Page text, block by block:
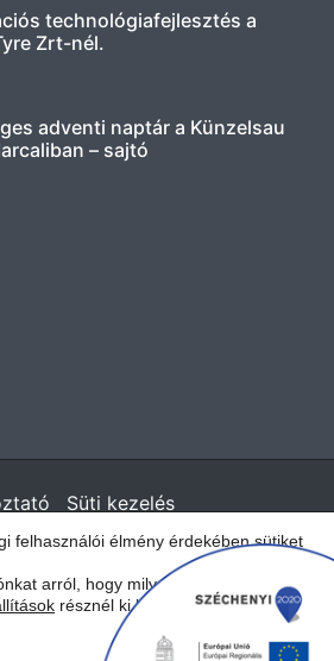
technológiafejlesztés a
Zrt-nél.
adventi naptár a Künzelsau
– sajtó
Süti kezelés
All rights reserved.
felhasználói élmény érdekében sütiket
arról, hogy milyen sütiket
résznél ki lehet kapcsolni a
Magyar